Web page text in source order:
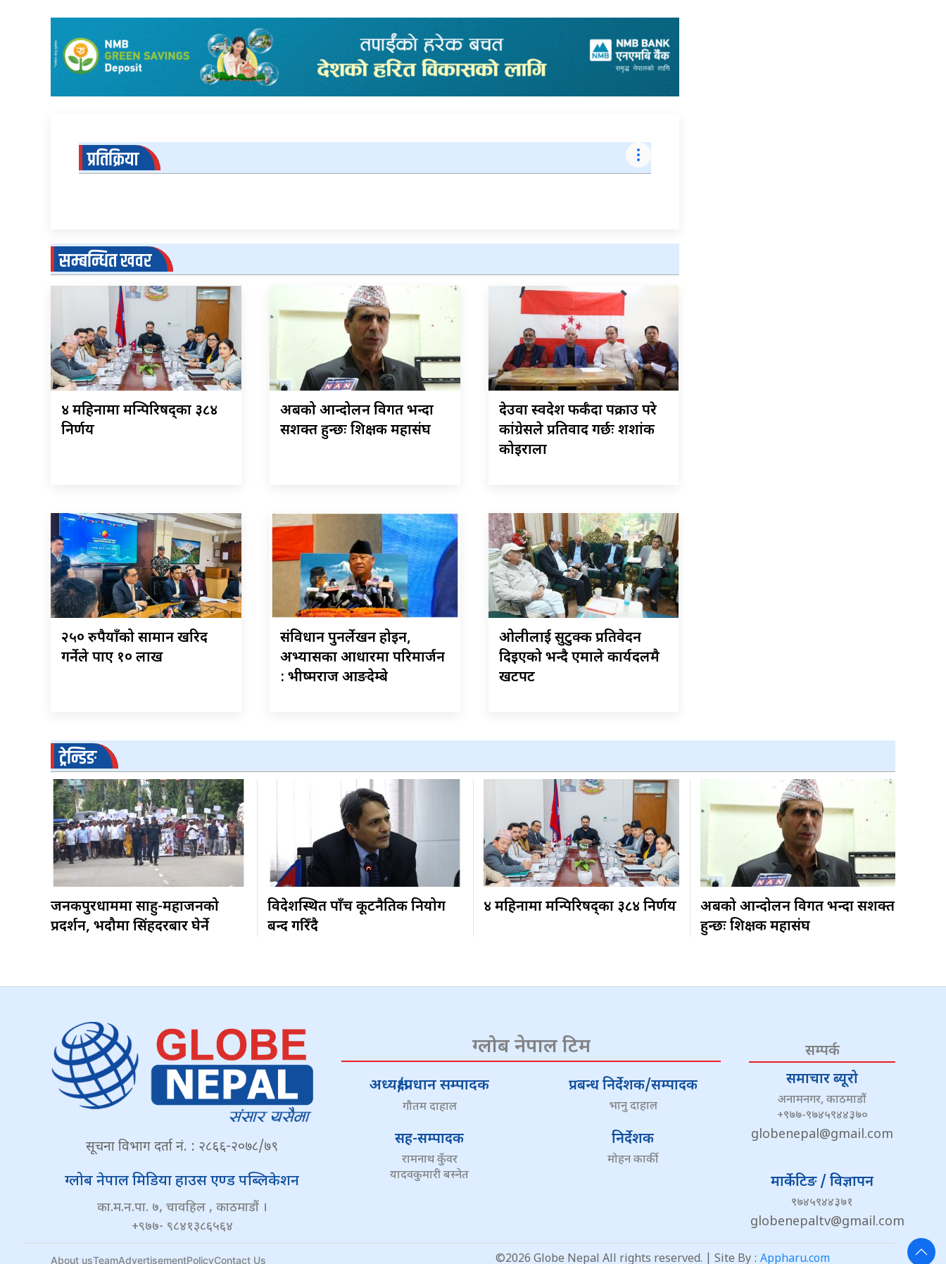
प्रतिक्रिया
सम्बन्धित खवर
४ महिनामा मन्त्रिपरिषद्का ३८४
निर्णय
अबको आन्दोलन विगत भन्दा
सशक्त हुन्छः शिक्षक महासंघ
देउवा स्वदेश फर्कँदा पक्राउ परे
कांग्रेसले प्रतिवाद गर्छः शशांक
कोइराला
२५० रुपैयाँको सामान खरिद
गर्नेले पाए १० लाख
संविधान पुनर्लेखन होइन,
अभ्यासका आधारमा परिमार्जन
: भीष्मराज आङदेम्बे
ओलीलाई सुटुक्क प्रतिवेदन
दिइएको भन्दै एमाले कार्यदलमै
खटपट
ट्रेन्डिङ
जनकपुरधाममा साहु-महाजनको
प्रदर्शन, भदौमा सिंहदरबार घेर्ने
विदेशस्थित पाँच कूटनैतिक नियोग
बन्द गरिँदै
४ महिनामा मन्त्रिपरिषद्का ३८४ निर्णय
अबको आन्दोलन विगत भन्दा सशक्त
हुन्छः शिक्षक महासंघ
सूचना विभाग दर्ता नं. : २८६६-२०७८/७९
ग्लोब नेपाल मिडिया हाउस एण्ड पब्लिकेशन
का.म.न.पा. ७, चावहिल , काठमाडौं ।
+९७७- ९८४१३८६५६४
ग्लोब नेपाल टिम
अध्यक्ष/प्रधान सम्पादक
गौतम दाहाल
प्रबन्ध निर्देशक/सम्पादक
भानु दाहाल
सह-सम्पादक
रामनाथ कुँवर
यादवकुमारी बस्नेत
निर्देशक
मोहन कार्की
सम्पर्क
समाचार ब्यूरो
अनामनगर, काठमाडौं
+९७७-९७४५९४४३७०
globenepal@gmail.com
मार्केटिङ / विज्ञापन
९७४५९४४३७१
globenepaltv@gmail.com
About usTeamAdvertisementPolicyContact Us ©2026 Globe Nepal All rights reserved. | Site By : Appharu.com